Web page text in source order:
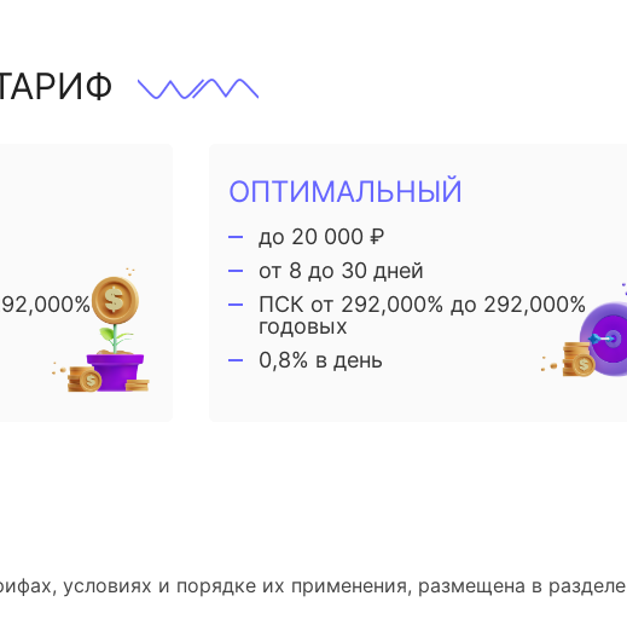
ОПТИМАЛЬНЫЙ
до 20 000 ₽
от 8 до 30 дней
ПСК от 292,000% до 292,000%
годовых
0,8% в день
условиях и порядке их применения, размещена в разделе